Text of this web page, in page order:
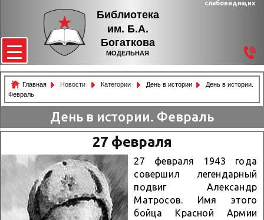
Библиотека
им. Б.А.
Богаткова
МОДЕЛЬНАЯ
слабовидящих
Главная Новости Категории День в истории
День в истории.
Февраль
День в истории. Февраль
27 февраля
27 февраля 1943 года
совершил легендарный
подвиг Александр
Матросов. Имя этого
бойца Красной Армии